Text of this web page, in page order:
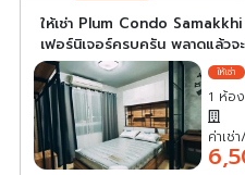
ให้เช่า Plum Condo
เฟอร์นิเจอร์ครบครัน พลาดแล้วจ
1 ห้อ
ค่าเช่